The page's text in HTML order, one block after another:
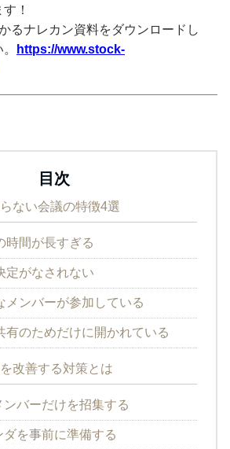
！
るナレカン資料をダウンロードし
https://www.stock-
目次
ない会議の特徴4選
時間が長すぎる
定がなされない
メンバーが参加している
有のためだけに開かれている
改善する対策とは
ンバーだけを招集する
ダを事前に準備する